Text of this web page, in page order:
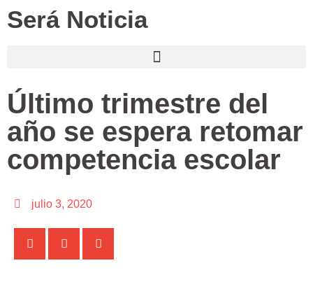
Será Noticia
Último trimestre del
año se espera retomar
competencia escolar
julio 3, 2020